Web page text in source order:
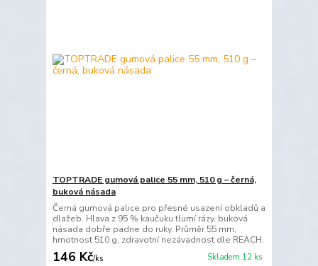
TOPTRADE gumová palice 55 mm, 510 g – černá,
buková násada
Černá gumová palice pro přesné usazení obkladů a
dlažeb. Hlava z 95 % kaučuku tlumí rázy, buková
násada dobře padne do ruky. Průměr 55 mm,
hmotnost 510 g, zdravotní nezávadnost dle REACH.
146 Kč/ks Skladem 12 ks